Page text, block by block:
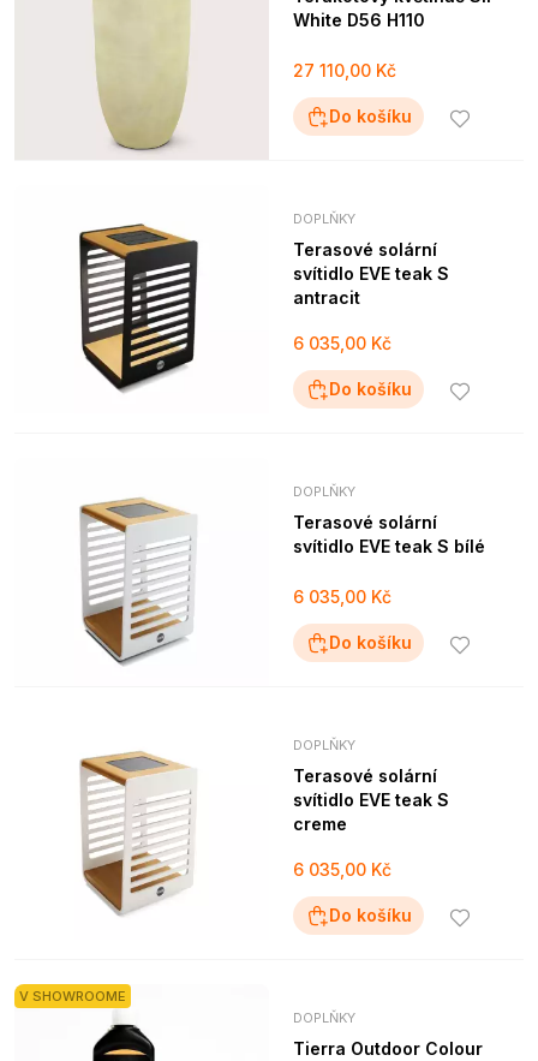
White D56 H110
27 110,00 Kč
Do košíku
DOPLŇKY
Terasové solární
svítidlo EVE teak S
antracit
6 035,00 Kč
Do košíku
DOPLŇKY
Terasové solární
svítidlo EVE teak S bílé
6 035,00 Kč
Do košíku
DOPLŇKY
Terasové solární
svítidlo EVE teak S
creme
6 035,00 Kč
Do košíku
V SHOWROOME
DOPLŇKY
Tierra Outdoor Colour